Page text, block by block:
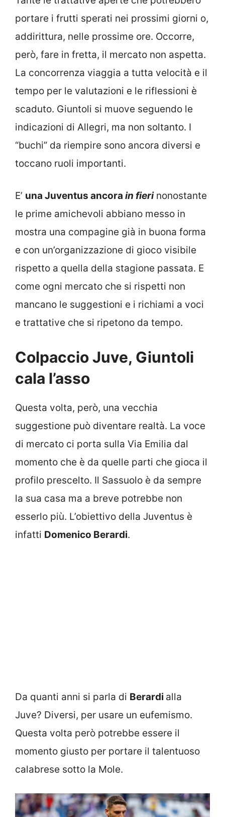
portare i frutti sperati nei prossimi giorni o,
addirittura, nelle prossime ore. Occorre,
però, fare in fretta, il mercato non aspetta.
La concorrenza viaggia a tutta velocità e il
tempo per le valutazioni e le riflessioni è
scaduto. Giuntoli si muove seguendo le
indicazioni di Allegri, ma non soltanto. I
“buchi” da riempire sono ancora diversi e
toccano ruoli importanti.
E’ una Juventus ancora in fierinonostante
le prime amichevoli abbiano messo in
mostra una compagine già in buona forma
e con un’organizzazione di gioco visibile
rispetto a quella della stagione passata. E
come ogni mercato che si rispetti non
mancano le suggestioni e i richiami a voci
e trattative che si ripetono da tempo.
Colpaccio Juve, Giuntoli
cala l’asso
Questa volta, però, una vecchia
suggestione può diventare realtà. La voce
di mercato ci porta sulla Via Emilia dal
momento che è da quelle parti che gioca il
profilo prescelto. Il Sassuolo è da sempre
la sua casa ma a breve potrebbe non
esserlo più. L’obiettivo della Juventus è
infatti Domenico Berardi.
Da quanti anni si parla di Berardi alla
Juve? Diversi, per usare un eufemismo.
Questa volta però potrebbe essere il
momento giusto per portare il talentuoso
calabrese sotto la Mole.